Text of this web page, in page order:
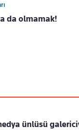
da olmamak!
ünlüsü